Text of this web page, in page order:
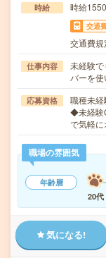
時給 時給
交通
交通費
仕事内容
未経験
バーを
応募資格
職種未
◆未経験
で気軽
職場の雰囲気
年齢層
20代
気になる!